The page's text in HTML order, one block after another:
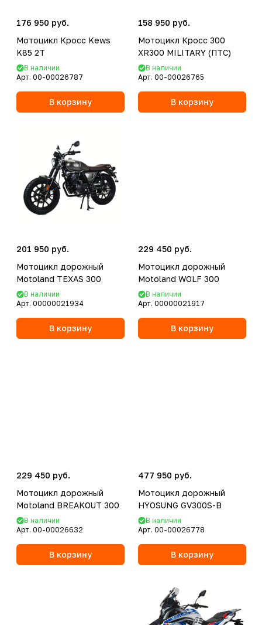
176 950 руб.
Мотоцикл Кросс Kews
K85 2T
В наличии
Арт. 00-00026787
В корзину
158 950 руб.
Мотоцикл Кросс 300
XR300 MILITARY (ПТС)
В наличии
Арт. 00-00026765
В корзину
201 950 руб.
Мотоцикл дорожный
Motoland TEXAS 300
В наличии
Арт. 00000021934
В корзину
229 450 руб.
Мотоцикл дорожный
Motoland WOLF 300
В наличии
Арт. 00000021917
В корзину
229 450 руб.
Мотоцикл дорожный
Motoland BREAKOUT 300
В наличии
Арт. 00-00026632
В корзину
477 950 руб.
Мотоцикл дорожный
HYOSUNG GV300S-B
В наличии
Арт. 00-00026778
В корзину